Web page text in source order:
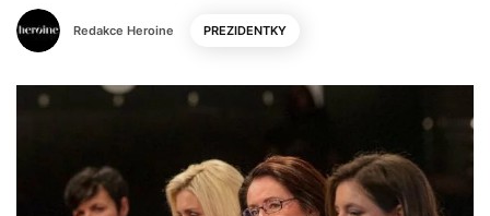
Redakce Heroine PREZIDENTKY